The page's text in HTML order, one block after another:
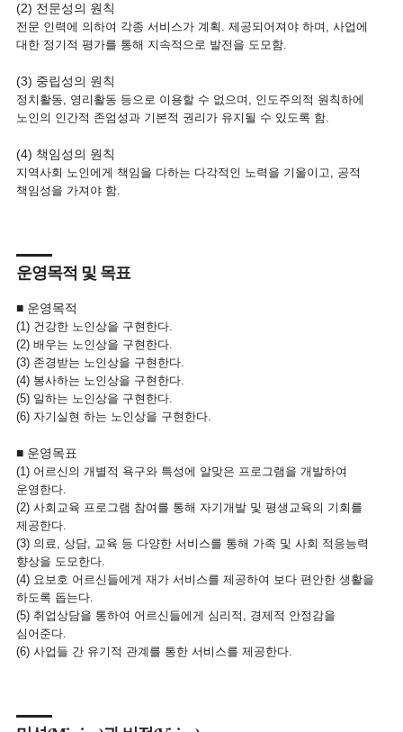
(2) 전문성의 원칙
전문 인력에 의하여 각종 서비스가 계획. 제공되어져야 하며, 사업에
대한 정기적 평가를 통해 지속적으로 발전을 도모함.
(3) 중립성의 원칙
정치활동, 영리활동 등으로 이용할 수 없으며, 인도주의적 원칙하에
노인의 인간적 존엄성과 기본적 권리가 유지될 수 있도록 함.
(4) 책임성의 원칙
지역사회 노인에게 책임을 다하는 다각적인 노력을 기울이고, 공적
책임성을 가져야 함.
운영목적 및 목표
■ 운영목적
(1) 건강한 노인상을 구현한다.
(2) 배우는 노인상을 구현한다.
(3) 존경받는 노인상을 구현한다.
(4) 봉사하는 노인상을 구현한다.
(5) 일하는 노인상을 구현한다.
(6) 자기실현 하는 노인상을 구현한다.
■ 운영목표
(1) 어르신의 개별적 욕구와 특성에 알맞은 프로그램을 개발하여
운영한다.
(2) 사회교육 프로그램 참여를 통해 자기개발 및 평생교육의 기회를
제공한다.
(3) 의료, 상담, 교육 등 다양한 서비스를 통해 가족 및 사회 적응능력
향상을 도모한다.
(4) 요보호 어르신들에게 재가 서비스를 제공하여 보다 편안한 생활을
하도록 돕는다.
(5) 취업상담을 통하여 어르신들에게 심리적, 경제적 안정감을
심어준다.
(6) 사업들 간 유기적 관계를 통한 서비스를 제공한다.